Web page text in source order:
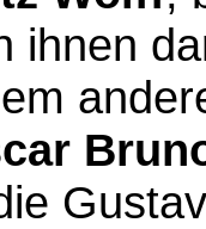
ihnen